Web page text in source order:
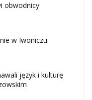
obwodnicy
w Iwoniczu.
język i kulturę